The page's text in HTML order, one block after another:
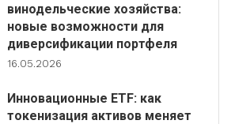
винодельческие хозяйства:
новые возможности для
диверсификации портфеля
16.05.2026
Инновационные ETF: как
токенизация активов меняет